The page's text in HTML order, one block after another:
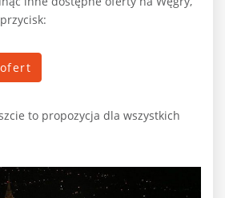
to propozycja dla wszystkich